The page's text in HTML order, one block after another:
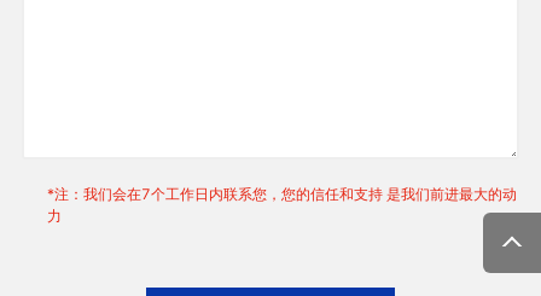
*注：我们会在7个工作日内联系您，您的信任和支持 是我们前进最大的动
力